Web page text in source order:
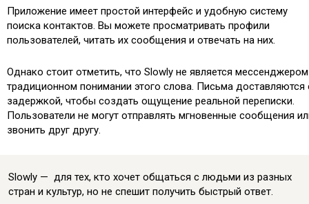
Приложение имеет простой интерфейс и удобную систему
поиска контактов. Вы можете просматривать профили
пользователей, читать их сообщения и отвечать на них.
Однако стоит отметить, что Slowly не является
традиционном понимании этого слова. Письма доставляются
задержкой, чтобы создать ощущение реальной переписки.
Пользователи не могут отправлять мгновенные сообщения
звонить друг другу.
Slowly — для тех, кто хочет общаться с людьми из разных
стран и культур, но не спешит получить быстрый ответ.